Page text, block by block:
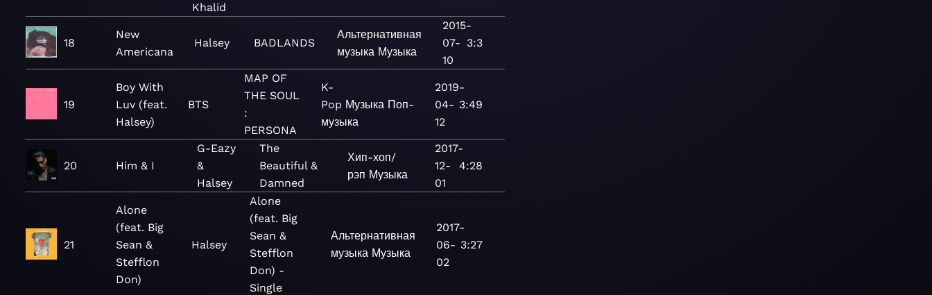
Khalid
18
New
Americana
Halsey BADLANDS
Альтернативная
музыка Музыка
2015-
07-
10
3:3
19
Boy With
Luv (feat.
Halsey)
BTS
MAP OF
THE SOUL
:
PERSONA
K-
Pop Музыка Поп-
музыка
2019-
04-
12
3:49
20 Him & I
G-Eazy
&
Halsey
The
Beautiful &
Damned
Хип-хоп/
рэп Музыка
2017-
12-
01
4:28
21
Alone
(feat. Big
Sean &
Stefflon
Don)
Halsey
Alone
(feat. Big
Sean &
Stefflon
Don) -
Single
Альтернативная
музыка Музыка
2017-
06-
02
3:27